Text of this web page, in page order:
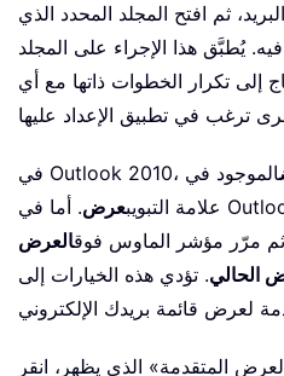
ثم افتح المجلد المحدد الذي
يُطبَّق هذا الإجراء على المجلد
إلى تكرار الخطوات ذاتها مع أي
الموجود في
علامة التبويبعرض. أما في Outlook 2007، فانتقل إلى
مرّر مؤشر الماوس فوقالعرض
الحالي. تؤدي هذه الخيارات إلى
المتقدمة» الذي يظهر، انقر